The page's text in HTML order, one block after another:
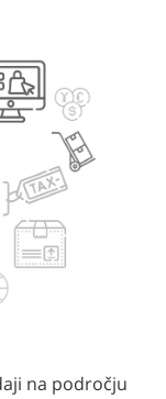
na področju